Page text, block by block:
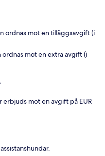
ordnas mot en tilläggsavgift (i
ordnas mot en extra avgift (i
erbjuds mot en avgift på EUR